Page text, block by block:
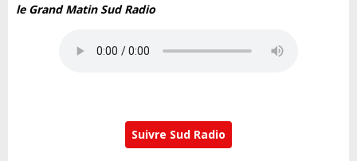
le Grand Matin Sud Radio
Suivre Sud Radio